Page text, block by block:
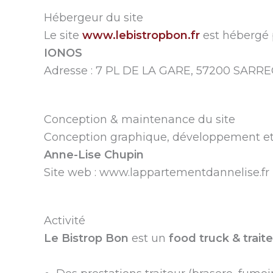
Hébergeur du site
Le site www.lebistropbon.fr est hébergé
IONOS
Adresse : 7 PL DE LA GARE, 57200
Conception & maintenance du site
Conception graphique, développement
Anne-Lise Chupin
Site web : www.lappartementdannelise.fr
Activité
Le Bistrop Bon est un food truck &